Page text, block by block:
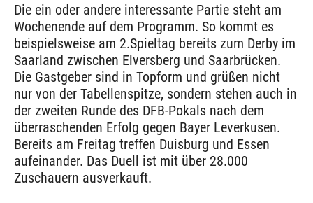
Die ein oder andere interessante Partie steht am
Wochenende auf dem Programm. So kommt es
beispielsweise am 2.Spieltag bereits zum Derby im
Saarland zwischen Elversberg und Saarbrücken.
Die Gastgeber sind in Topform und grüßen nicht
nur von der Tabellenspitze, sondern stehen auch in
der zweiten Runde des DFB-Pokals nach dem
überraschenden Erfolg gegen Bayer Leverkusen.
Bereits am Freitag treffen Duisburg und Essen
aufeinander. Das Duell ist mit über 28.000
Zuschauern ausverkauft.